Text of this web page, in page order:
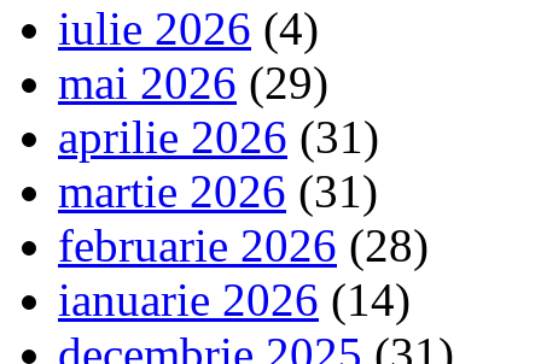
iulie 2026 (4)
mai 2026 (29)
aprilie 2026 (31)
martie 2026 (31)
februarie 2026 (28)
ianuarie 2026 (14)
decembrie 2025 (31)